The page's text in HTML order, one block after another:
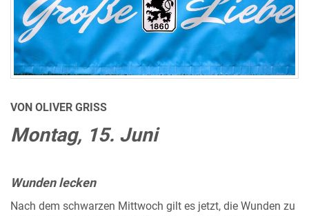
VON OLIVER GRISS
Montag, 15. Juni
Wunden lecken
Nach dem schwarzen Mittwoch gilt es jetzt, die Wunden zu